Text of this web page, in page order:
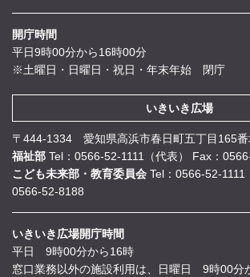
開庁時間
平日9時00分から16時00分
※土曜日・日曜日・祝日・年末年始 閉庁
いきいき広場
〒444-1334 愛知県高浜市春日町五丁目165
福祉部 Tel：0566-52-1111（代表）
Fax：
こども未来部・教育委員会 Tel：0566-52-1111
0566-52-8188
いきいき広場開庁時間
平日 9時00分から16時
窓口業務以外の施設利用は、日曜日 9時00